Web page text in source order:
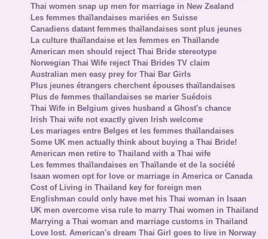
Thai women snap up men for marriage in New Zealand
Les femmes thaïlandaises mariées en Suisse
Canadiens datant femmes thaïlandaises sont plus jeunes
La culture thaïlandaise et les femmes en Thaïlande
American men should reject Thai Bride stereotype
Norwegian Thai Wife reject Thai Brides TV claim
Australian men easy prey for Thai Bar Girls
Plus jeunes étrangers cherchent épouses thaïlandaises
Plus de femmes thaïlandaises se marier Suédois
Thai Wife in Belgium gives husband a Ghost's chance
Irish Thai wife not exactly given Irish welcome
Les mariages entre Belges et les femmes thaïlandaises
Some UK men actually think about buying a Thai Bride!
American men retire to Thailand with a Thai wife
Les femmes thaïlandaises en Thaïlande et de la société
Isaan women opt for love or marriage in America or Canada
Cost of Living in Thailand key for foreign men
Englishman could only have met his Thai woman in Isaan
UK men overcome visa rule to marry Thai women in Thailand
Marrying a Thai woman and marriage customs in Thailand
Love lost. American's dream Thai Girl goes to live in Norway